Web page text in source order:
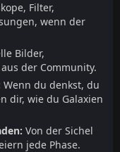
Filter,
wenn der
Bilder,
der Community.
Wenn du denkst, du
dir, wie du Galaxien
Von der Sichel
jede Phase.